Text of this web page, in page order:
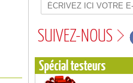
SUIVEZ-NOUS